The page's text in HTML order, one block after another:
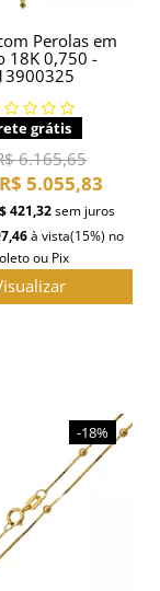
Perolas em
18K 0,750 -
grátis
6.165,65
R$ 5.055,83
421,32sem juros
à vista(15%) no
ou Pix
-18%